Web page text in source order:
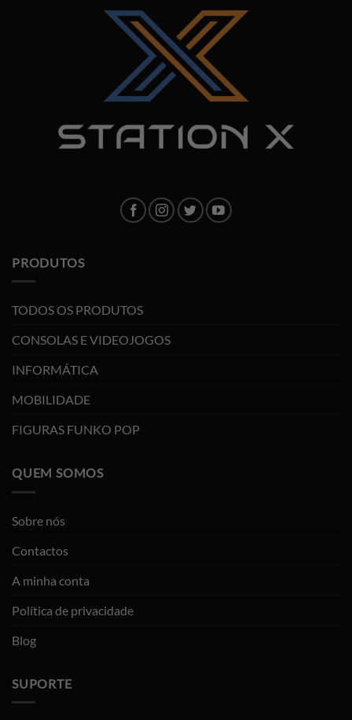
PRODUTOS
TODOS OS PRODUTOS
CONSOLAS E VIDEOJOGOS
INFORMÁTICA
MOBILIDADE
FIGURAS FUNKO POP
QUEM SOMOS
Sobre nós
Contactos
A minha conta
Política de privacidade
Blog
SUPORTE